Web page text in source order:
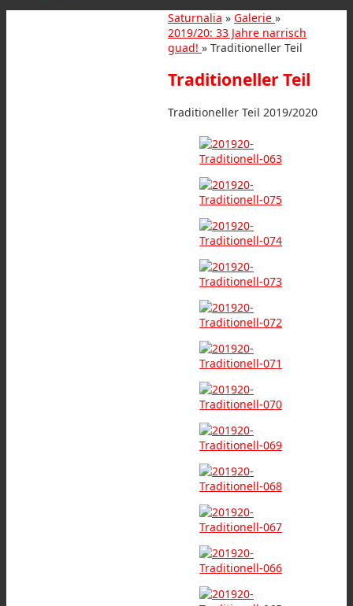
Saturnalia » Galerie »
2019/20: 33 Jahre narrisch
guad! » Traditioneller Teil
Traditioneller Teil
Traditioneller Teil 2019/2020